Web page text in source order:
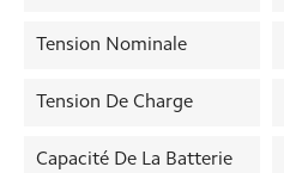
Tension Nominale
Tension De Charge
Capacité De La Batterie